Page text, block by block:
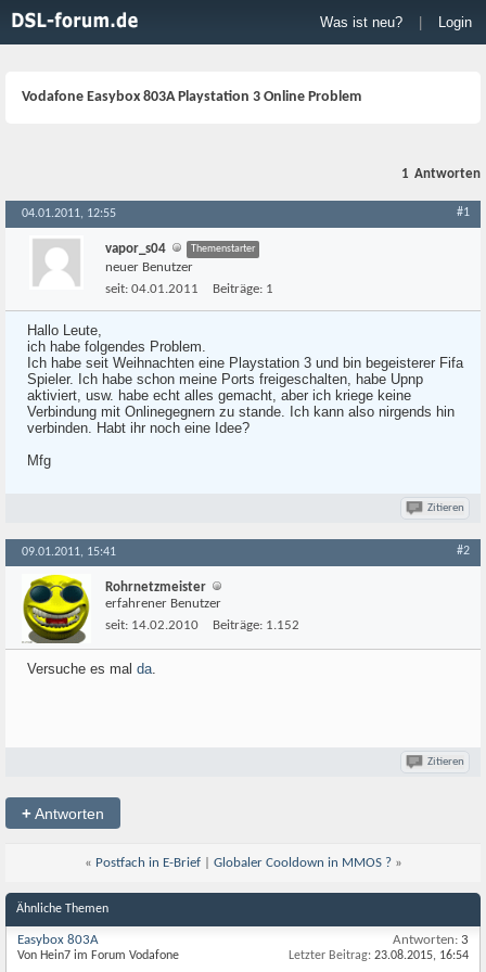
Was ist neu? Login
Vodafone Easybox 803A Playstation 3 Online Problem
1 Antworten
04.01.2011, 12:55 #1
vapor_s04 Themenstarter
neuer Benutzer
seit: 04.01.2011 Beiträge: 1
Hallo Leute,
ich habe folgendes Problem.
Ich habe seit Weihnachten eine Playstation 3 und bin begeisterer Fifa
Spieler. Ich habe schon meine Ports freigeschalten, habe Upnp
aktiviert, usw. habe echt alles gemacht, aber ich kriege keine
Verbindung mit Onlinegegnern zu stande. Ich kann also nirgends hin
verbinden. Habt ihr noch eine Idee?
Mfg
Zitieren
09.01.2011, 15:41 #2
Rohrnetzmeister
erfahrener Benutzer
seit: 14.02.2010 Beiträge: 1.152
Versuche es mal da.
Zitieren
+Antworten
« Postfach in E-Brief| Globaler Cooldown in MMOS ? »
Ähnliche Themen
Easybox 803A
Von Hein7 im Forum Vodafone
Antworten: 3
Letzter Beitrag: 23.08.2015, 16:54